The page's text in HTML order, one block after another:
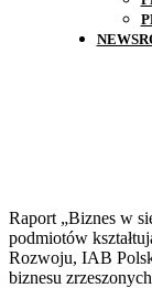
Raport „Biznes w
podmiotów
Rozwoju, IAB
biznesu